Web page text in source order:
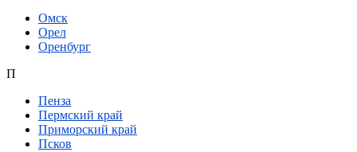
Омск
Орел
Оренбург
П
Пенза
Пермский край
Приморский край
Псков